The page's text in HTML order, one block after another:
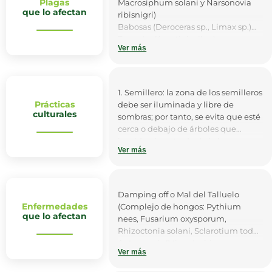
Plagas
que lo afectan
Macrosiphum solani y Narsonovia
ribisnigri)
Babosas (Deroceras sp., Limax sp.)
Cogollero (Spodoptera frugiperda)
Plectrus sp.)
Trips (Frankliniella occidentalis)
Minadores (Liriomyza trifolii y
Liriomyza huidobrensis)
Mosca blanca (Trialeurodes
vaporariorum)
Ver más
Prácticas
culturales
1. Semillero: la zona de los semilleros
debe ser iluminada y libre de
sombras; por tanto, se evita que esté
cerca o debajo de árboles que
ocasionen daños por descargas
recomiendan bandejas de 128 a 294
celdas, con volúmenes de sustrato
de 3 a 8 cm3.
más recomendada para la siembra
Ver más
Enfermedades
que lo afectan
Damping off o Mal del Talluelo
(Complejo de hongos: Pythium
nees, Fusarium oxysporum,
Rhizoctonia solani, Sclarotium tode)
panattoniana)
Ver más